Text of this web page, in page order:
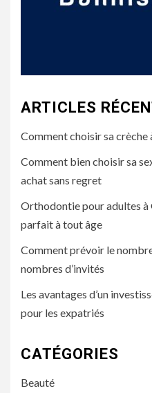
ARTICLES
Comment choisir sa crèche
Comment bien choisir sa
achat sans regret
Orthodontie pour adultes à
parfait à tout âge
Comment prévoir le
nombres d’invités
Les avantages d’un
pour les expatriés
CATÉGORIES
Beauté